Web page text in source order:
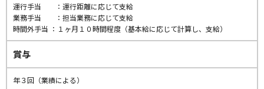
運行手当 ：運行距離に応じて支給
業務手当 ：担当業務に応じて支給
時間外手当 ：１ヶ月１０時間程度（基本給に応じて計算し、支給）
賞与
年３回（業績による）